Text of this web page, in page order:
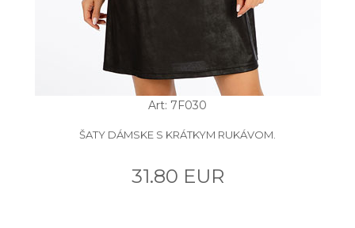
Art: 7F030
ŠATY DÁMSKE S KRÁTKYM RUKÁVOM.
31.80 EUR